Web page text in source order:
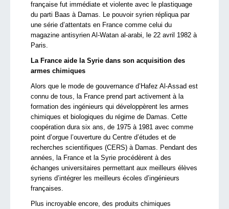
française fut immédiate et violente avec le plastiquage
du parti Baas à Damas. Le pouvoir syrien répliqua par
une série d’attentats en France comme celui du
magazine antisyrien Al-Watan al-arabi, le 22 avril 1982 à
Paris.
La France aide la Syrie dans son acquisition des
armes chimiques
Alors que le mode de gouvernance d’Hafez Al-Assad est
connu de tous, la France prend part activement à la
formation des ingénieurs qui développèrent les armes
chimiques et biologiques du régime de Damas. Cette
coopération dura six ans, de 1975 à 1981 avec comme
point d’orgue l’ouverture du Centre d’études et de
recherches scientifiques (CERS) à Damas. Pendant des
années, la France et la Syrie procédèrent à des
échanges universitaires permettant aux meilleurs élèves
syriens d’intégrer les meilleurs écoles d’ingénieurs
françaises.
Plus incroyable encore, des produits chimiques